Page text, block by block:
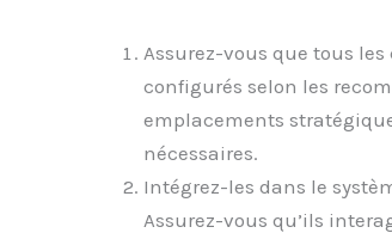
Assurez-vous que tous
configurés selon les
emplacements
nécessaires.
Intégrez-les dans le
Assurez-vous qu’ils